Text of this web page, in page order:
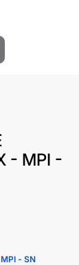
- MPI -
- SN